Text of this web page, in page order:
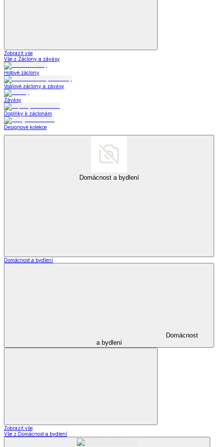
Zobrazit vše
Vše z Záclony a závěsy
Hotové záclony
Voálové záclony a závěsy
Závěsy
Doplňky k záclonám
Designové kolekce
Domácnost a bydlení
Domácnost a bydlení
Domácnost
a bydlení
Zobrazit vše
Vše z Domácnost a bydlení